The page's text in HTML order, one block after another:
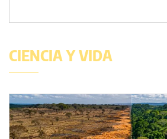
CIENCIA Y VIDA